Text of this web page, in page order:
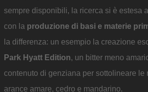
sempre disponibili, la ricerca si è estesa
con la produzione di basi e materie
la differenza: un esempio la creazione
Park Hyatt Edition, un bitter meno
contenuto di genziana per sottolineare le
arance amare, cedro e mandarino.